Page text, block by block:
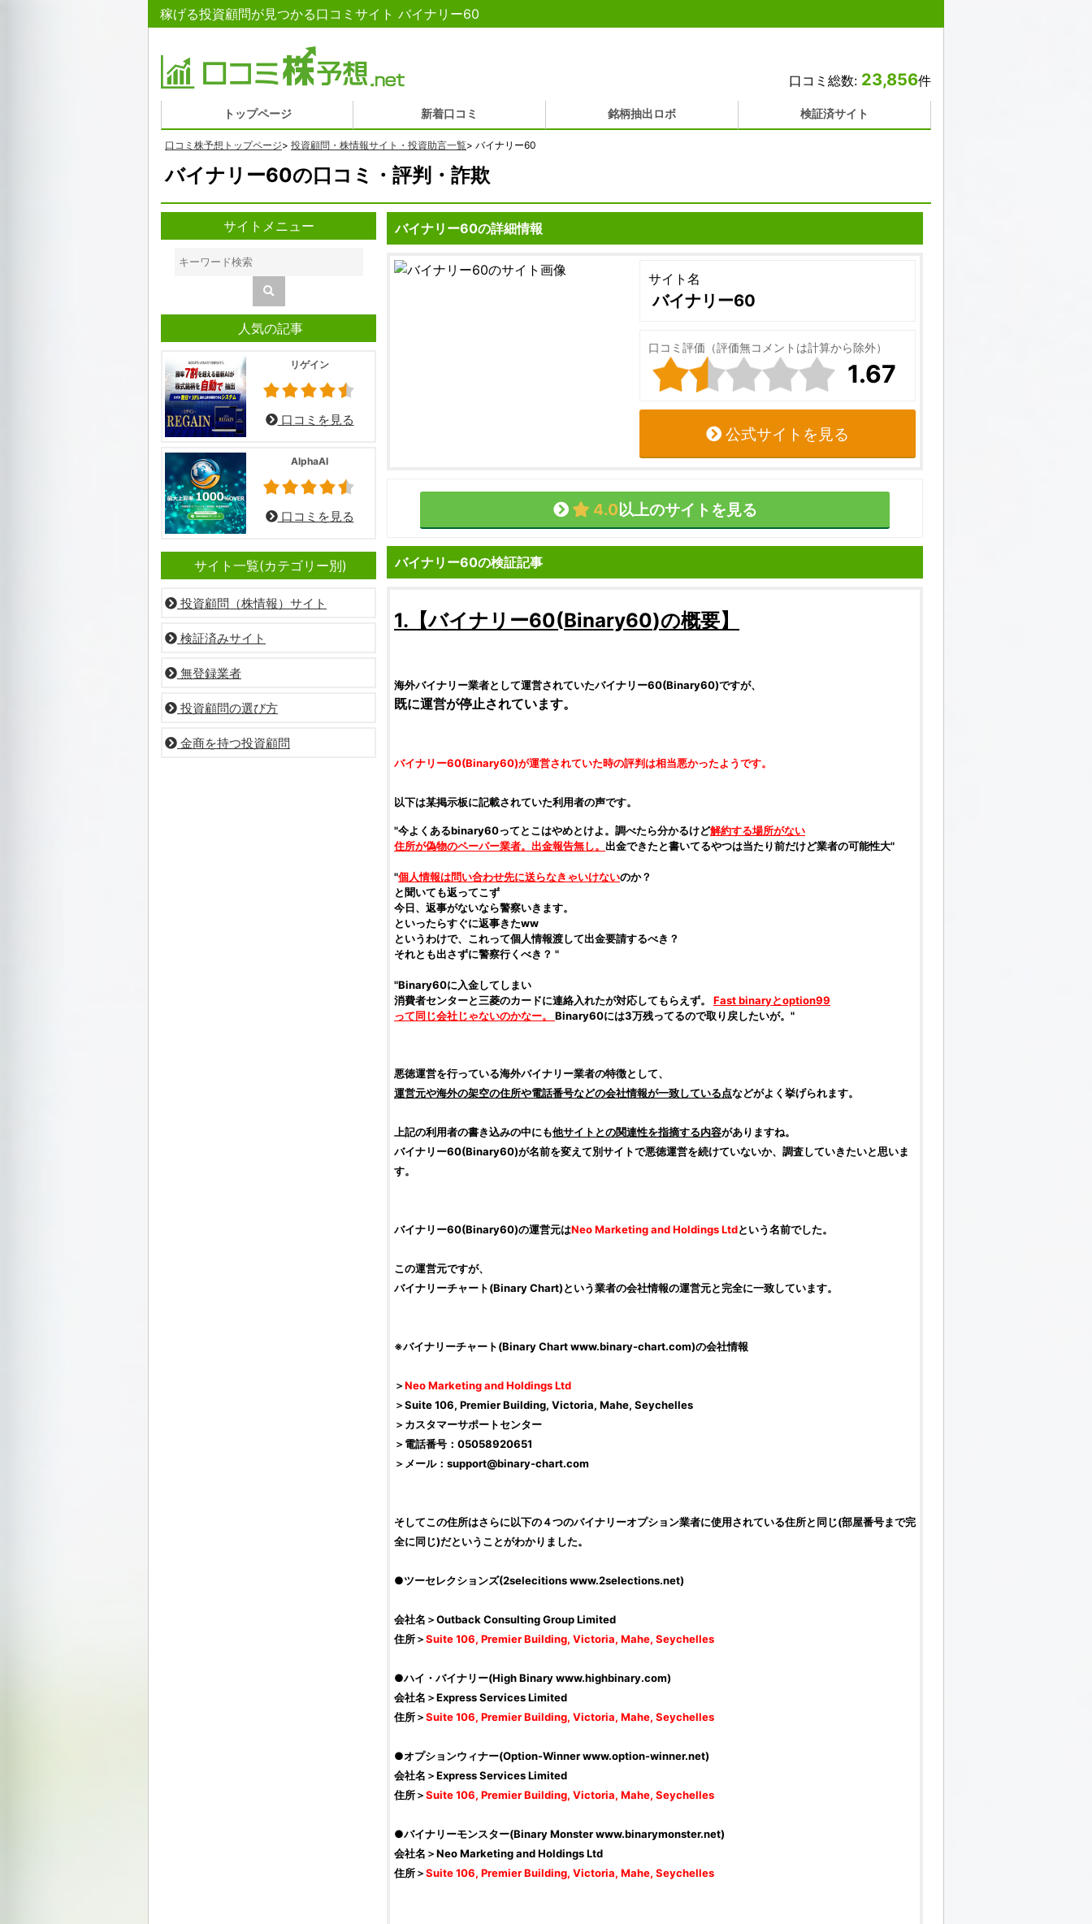
稼げる投資顧問が見つかる口コミサイト バイナリー60
口コミ総数: 23,856件
トップページ 新着口コミ 銘柄抽出ロボ 検証済サイト
口コミ株予想トップページ> 投資顧問・株情報サイト・投資助言一覧> バイナリー60
バイナリー60の口コミ・評判・詐欺
バイナリー60の詳細情報
サイト名
バイナリー60
口コミ評価（評価無コメントは計算から除外）
1.67
公式サイトを見る
4.0以上のサイトを見る
バイナリー60の検証記事
1.【バイナリー60(Binary60)の概要】
海外バイナリー業者として運営されていたバイナリー60(Binary60)ですが、
既に運営が停止されています。
バイナリー60(Binary60)が運営されていた時の評判は相当悪かったようです。
以下は某掲示板に記載されていた利用者の声です。
"今よくあるbinary60ってとこはやめとけよ。調べたら分かるけど解約する場所がない
住所が偽物のペーパー業者。出金報告無し。 出金できたと書いてるやつは当たり前だけど業者の可能性大"
"個人情報は問い合わせ先に送らなきゃいけないのか？
と聞いても返ってこず
今日、返事がないなら警察いきます。
といったらすぐに返事きたww
というわけで、これって個人情報渡して出金要請するべき？
それとも出さずに警察行くべき？ "
"Binary60に入金してしまい
消費者センターと三菱のカードに連絡入れたが対応してもらえず。 Fast binaryとoption99
って同じ会社じゃないのかなー。 Binary60には3万残ってるので取り戻したいが。"
悪徳運営を行っている海外バイナリー業者の特徴として、
運営元や海外の架空の住所や電話番号などの会社情報が一致している点などがよく挙げられます。
上記の利用者の書き込みの中にも他サイトとの関連性を指摘する内容がありますね。
バイナリー60(Binary60)が名前を変えて別サイトで悪徳運営を続けていないか、調査していきたいと思いま
す。
バイナリー60(Binary60)の運営元はNeo Marketing and Holdings Ltdという名前でした。
この運営元ですが、
バイナリーチャート(Binary Chart)という業者の会社情報の運営元と完全に一致しています。
※バイナリーチャート(Binary Chart www.binary-chart.com)の会社情報
＞Neo Marketing and Holdings Ltd
＞Suite 106, Premier Building, Victoria, Mahe, Seychelles
＞カスタマーサポートセンター
＞電話番号：05058920651
＞メール： support@binary-chart.com
そしてこの住所はさらに以下の４つのバイナリーオプション業者に使用されている住所と同じ(部屋番号まで完
全に同じ)だということがわかりました。
●ツーセレクションズ(2selecitions www.2selections.net)
会社名＞Outback Consulting Group Limited
住所＞Suite 106, Premier Building, Victoria, Mahe, Seychelles
●ハイ・バイナリー(High Binary www.highbinary.com)
会社名＞Express Services Limited
住所＞Suite 106, Premier Building, Victoria, Mahe, Seychelles
●オプションウィナー(Option-Winner www.option-winner.net)
会社名＞Express Services Limited
住所＞Suite 106, Premier Building, Victoria, Mahe, Seychelles
●バイナリーモンスター(Binary Monster www.binarymonster.net)
会社名＞Neo Marketing and Holdings Ltd
住所＞Suite 106, Premier Building, Victoria, Mahe, Seychelles
サイトメニュー
人気の記事
リゲイン
口コミを見る
AlphaAI
口コミを見る
サイト一覧(カテゴリー別)
投資顧問（株情報）サイト
検証済みサイト
無登録業者
投資顧問の選び方
金商を持つ投資顧問